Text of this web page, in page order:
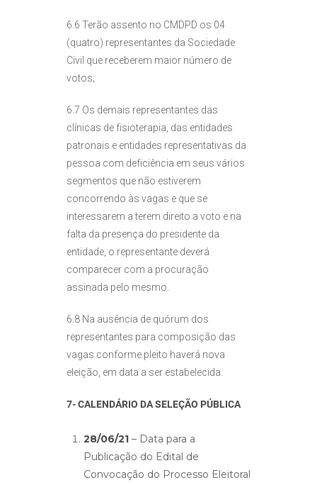
6.6 Terão assento no CMDPD os 04
(quatro) representantes da Sociedade
Civil que receberem maior número de
votos;
6.7 Os demais representantes das
clínicas de fisioterapia, das entidades
patronais e entidades representativas da
pessoa com deficiência em seus vários
segmentos que não estiverem
concorrendo às vagas e que se
interessarem a terem direito a voto e na
falta da presença do presidente da
entidade, o representante deverá
comparecer com a procuração
assinada pelo mesmo.
6.8 Na ausência de quórum dos
representantes para composição das
vagas conforme pleito haverá nova
eleição, em data a ser estabelecida.
7- CALENDÁRIO DA SELEÇÃO PÚBLICA
28/06/21 – Data para a
Publicação do Edital de
Convocação do Processo Eleitoral